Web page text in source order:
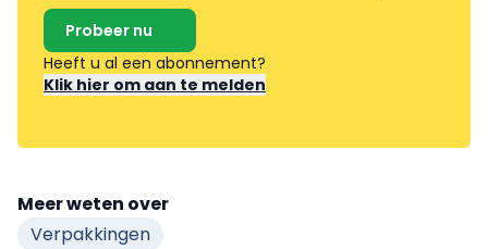
Probeer nu
Heeft u al een abonnement?
Klik hier om aan te melden
Meer weten over
Verpakkingen